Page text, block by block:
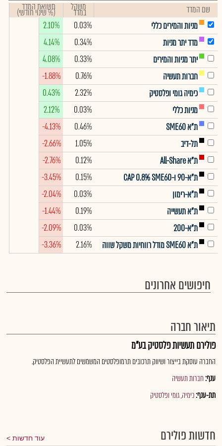
שם המדד משקל
במדד תשואת המדד
(% שינוי חודשי)
מניות והמירים כללי
0.03%
2.10%
מדד יתר מניות
0.34%
4.14%
יתר מניות והמירים
0.33%
4.08%
חברות תעשיה
0.76%
-1.88%
כימיה גומי ופלסטיק
2.32%
0.43%
מניות כללי
0.03%
2.12%
ת"א SME60
0.46%
-4.13%
תל-דיב
1.05%
-2.66%
ת"א All-Share
0.12%
-2.76%
ת"א-90 ו-CAP 0.8% SME60
0.15%
-3.45%
ת"א-רימון
0.03%
-2.04%
ת"א תעשייה
0.19%
-1.44%
ת"א-200
0.03%
-2.09%
ת"א SME60 מודל רווחיות משקל שווה
2.16%
-3.36%
חיפושים אחרונים
תיאור חברה
פולירם תעשיות פלסטיק בע"מ
החברה עוסקת בייצור ושיווק תרכובים תרמופלסטים המשמשים לתעשיית הפלסטיק.
ענף:חברות תעשיה
תת-ענף:כימיה, גומי ופלסטיק
חדשות פולירם עוד חדשות